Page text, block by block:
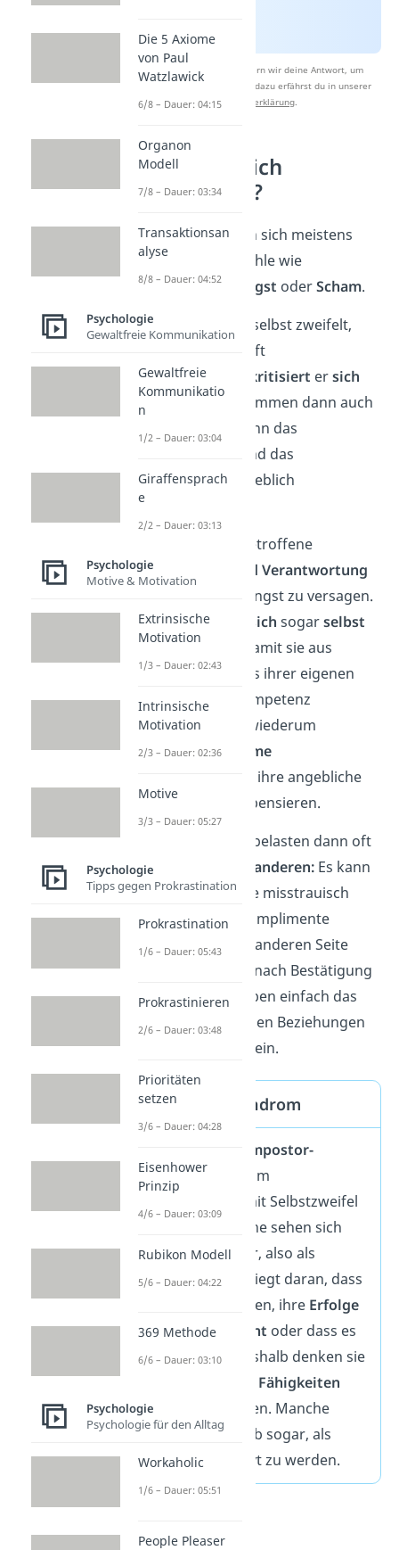
Nach Beantwortung speichern wir deine Antwort, um
Studyflix zu verbessern. Mehr dazu erfährst du in unserer
Datenschutzerklärung.
Wie äußern sich
Selbstzweifel?
Selbstzweifel äußern sich meistens
durch negative Gefühle wie
Traurigkeit,Wut Angst oderScham.
Jemand, der an sich selbst zweifelt,
oft
unterlegen. Häufig kritisiert ersich
selbststark, viele kommen dann auch
. Das kann das
und das
Selbstvertrauen erheblich
beeinträchtigen.
Häufig versuchen Betroffene
Entscheidungen und Verantwortung
, aus Angst zu versagen.
Manchebehindern sich sogarselbst
bei einer Aufgabe, damit sie aus
anderen Gründen als ihrer eigenen
vermeintlichen Inkompetenz
schiefgeht. Andere wiederum
unternehmenextreme
, um ihre angebliche
Unfähigkeit zu kompensieren.
Die
belasten dann oft
dieBeziehungen zu anderen: Es kann
sein, dass Betroffene misstrauisch
werden, wenn sie Komplimente
bekommen. Auf der anderen Seite
könnten sie ständig nach Bestätigung
suchen. Oder sie haben einfach das
Gefühl, in persönlichen Beziehungen
nicht gut genug zu sein.
Hochstapler-Syndrom
Impostor-
Syndromwird oft im
Zusammenhang mit Selbstzweifel
genannt. Betroffene sehen sich
selbst als Imposter, also als
Hochstapler. Das liegt daran, dass
sie das Gefühl haben, ihre Erfolge
seiennicht verdient oder dass es
nurZufallwar. Deshalb denken sie
Fähigkeiten
überschätzt
werden. Manche
befürchten deshalb sogar, als
Betrüger“ entlarvt zu werden.
Die 5 Axiome
von Paul
Watzlawick
6/8 – Dauer: 04:15
Organon
Modell
7/8 – Dauer: 03:34
Transaktionsan
alyse
8/8 – Dauer: 04:52
Psychologie
Gewaltfreie Kommunikation
Gewaltfreie
Kommunikatio
n
1/2 – Dauer: 03:04
Giraffensprach
e
2/2 – Dauer: 03:13
Psychologie
Motive & Motivation
Extrinsische
Motivation
1/3 – Dauer: 02:43
Intrinsische
Motivation
2/3 – Dauer: 02:36
Motive
3/3 – Dauer: 05:27
Psychologie
Tipps gegen Prokrastination
Prokrastination
1/6 – Dauer: 05:43
Prokrastinieren
2/6 – Dauer: 03:48
Prioritäten
setzen
3/6 – Dauer: 04:28
Eisenhower
Prinzip
4/6 – Dauer: 03:09
Rubikon Modell
5/6 – Dauer: 04:22
369 Methode
6/6 – Dauer: 03:10
Psychologie
Psychologie für den Alltag
Workaholic
1/6 – Dauer: 05:51
People Pleaser